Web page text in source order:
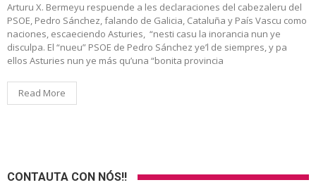
Arturu X. Bermeyu respuende a les declaraciones del cabezaleru del
PSOE, Pedro Sánchez, falando de Galicia, Cataluña y País Vascu como
naciones, escaeciendo Asturies, “nesti casu la inorancia nun ye
disculpa. El “nueu” PSOE de Pedro Sánchez ye’l de siempres, y pa
ellos Asturies nun ye más qu’una “bonita provincia
Read More
CONTAUTA CON NÓS!!